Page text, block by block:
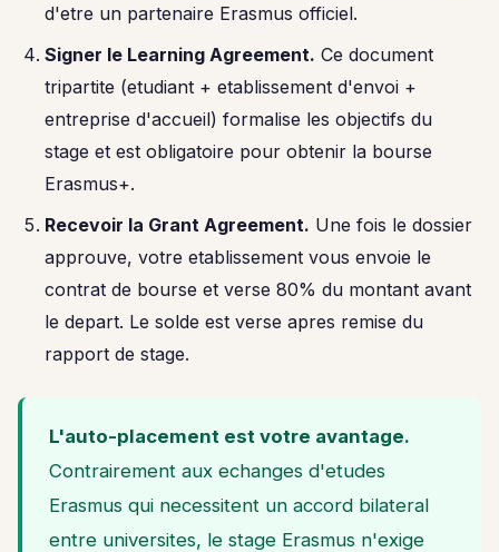
d'etre un partenaire Erasmus officiel.
Signer le Learning Agreement. Ce document
tripartite (etudiant + etablissement d'envoi +
entreprise d'accueil) formalise les objectifs du
stage et est obligatoire pour obtenir la bourse
Erasmus+.
Recevoir la Grant Agreement. Une fois le dossier
approuve, votre etablissement vous envoie le
contrat de bourse et verse 80% du montant avant
le depart. Le solde est verse apres remise du
rapport de stage.
L'auto-placement est votre avantage.
Contrairement aux echanges d'etudes
Erasmus qui necessitent un accord bilateral
entre universites, le stage Erasmus n'exige